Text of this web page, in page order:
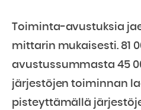
Toiminta-avustuksia
mittarin mukaisesti. 81
avustussummasta 45
järjestöjen toiminnan
pisteyttämällä